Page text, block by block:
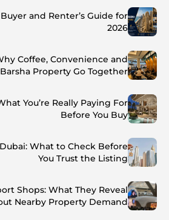
and Renter’s Guide for
2026
Coffee, Convenience and
Property Go Together
You’re Really Paying For
Before You Buy
What to Check Before
You Trust the Listing
Shops: What They Reveal
Nearby Property Demand